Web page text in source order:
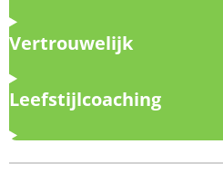
Vertrouwelijk
Leefstijlcoaching